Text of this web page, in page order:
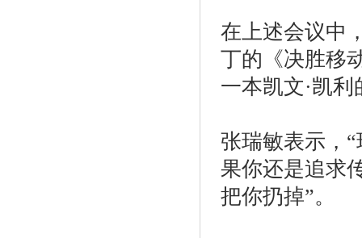
在上述会议中
丁的《决胜移
一本凯文·凯
张瑞敏表示，
果你还是追求
把你扔掉”。